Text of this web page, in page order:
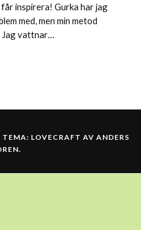
inspirera! Gurka har jag
med, men min metod
Jag vattnar…
TEMA: LOVECRAFT AV ANDERS
.